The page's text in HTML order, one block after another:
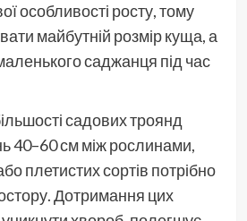
особливості росту, тому
майбутній розмір куща, а
саджанця під час
садових троянд
40–60 см між рослинами,
плетистих сортів потрібно
Дотримання цих